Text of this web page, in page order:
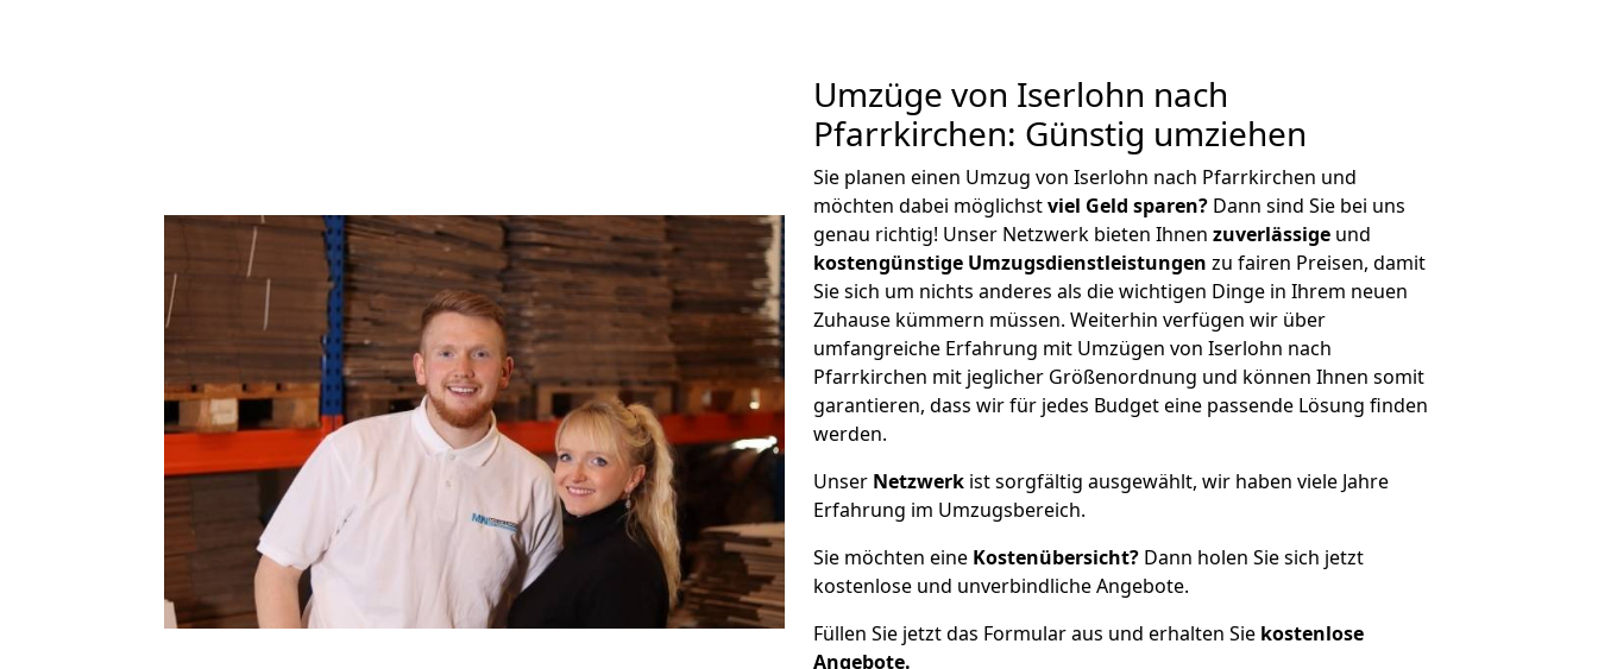
Umzüge von Iserlohn nach
Pfarrkirchen: Günstig umziehen
Sie planen einen Umzug von Iserlohn nach Pfarrkirchen und
möchten dabei möglichstviel Geld sparen? Dann sind Sie bei uns
genau richtig! Unser Netzwerk bieten Ihnen zuverlässige und
kostengünstige Umzugsdienstleistungen zu fairen Preisen, damit
Sie sich um nichts anderes als die wichtigen Dinge in Ihrem neuen
Zuhause kümmern müssen. Weiterhin verfügen wir über
umfangreiche Erfahrung mit Umzügen von Iserlohn nach
Pfarrkirchen mit jeglicher Größenordnung und können Ihnen somit
garantieren, dass wir für jedes Budget eine passende Lösung finden
werden.
Unser Netzwerk ist sorgfältig ausgewählt, wir haben viele Jahre
Erfahrung im Umzugsbereich.
Sie möchten eine Kostenübersicht? Dann holen Sie sich jetzt
kostenlose und unverbindliche Angebote.
Füllen Sie jetzt das Formular aus und erhalten Sie kostenlose
Angebote.